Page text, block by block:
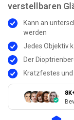
verstellbaren
Kann an
werden
Jedes Objektiv
Der
Kratzfestes